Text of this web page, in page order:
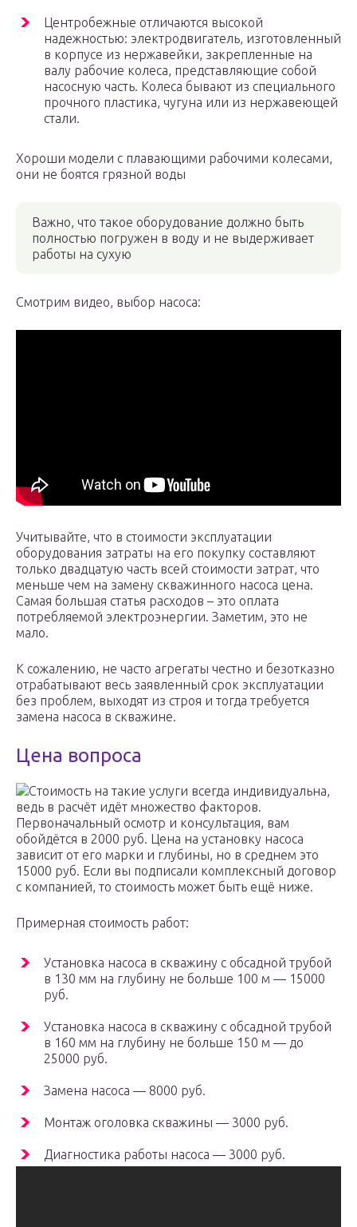
Центробежные отличаются высокой
надежностью: электродвигатель, изготовленный
в корпусе из нержавейки, закрепленные на
валу рабочие колеса, представляющие собой
насосную часть. Колеса бывают из специального
прочного пластика, чугуна или из нержавеющей
стали.
Хороши модели с плавающими рабочими колесами,
они не боятся грязной воды
Важно, что такое оборудование должно быть
полностью погружен в воду и не выдерживает
работы на сухую
Смотрим видео, выбор насоса:
Учитывайте, что в стоимости эксплуатации
оборудования затраты на его покупку составляют
только двадцатую часть всей стоимости затрат, что
меньше чем на замену скважинного насоса цена.
Самая большая статья расходов – это оплата
потребляемой электроэнергии. Заметим, это не
мало.
К сожалению, не часто агрегаты честно и безотказно
отрабатывают весь заявленный срок эксплуатации
без проблем, выходят из строя и тогда требуется
замена насоса в скважине.
Цена вопроса
Стоимость на такие услуги всегда индивидуальна,
ведь в расчёт идёт множество факторов.
Первоначальный осмотр и консультация, вам
обойдётся в 2000 руб. Цена на установку насоса
зависит от его марки и глубины, но в среднем это
15000 руб. Если вы подписали комплексный договор
с компанией, то стоимость может быть ещё ниже.
Примерная стоимость работ:
Установка насоса в скважину с обсадной трубой
в 130 мм на глубину не больше 100 м — 15000
руб.
Установка насоса в скважину с обсадной трубой
в 160 мм на глубину не больше 150 м — до
25000 руб.
Замена насоса — 8000 руб.
Монтаж оголовка скважины — 3000 руб.
Диагностика работы насоса — 3000 руб.